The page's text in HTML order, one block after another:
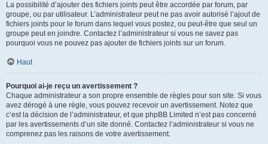
La possibilité d’ajouter des fichiers joints peut être accordée par forum, par
groupe, ou par utilisateur. L’administrateur peut ne pas avoir autorisé l’ajout de
fichiers joints pour le forum dans lequel vous postez, ou peut-être que seul un
groupe peut en joindre. Contactez l’administrateur si vous ne savez pas
pourquoi vous ne pouvez pas ajouter de fichiers joints sur un forum.
Haut
Pourquoi ai-je reçu un avertissement ?
Chaque administrateur a son propre ensemble de règles pour son site. Si vous
avez dérogé à une règle, vous pouvez recevoir un avertissement. Notez que
c’est la décision de l’administrateur, et que phpBB Limited n’est pas concerné
par les avertissements d’un site donné. Contactez l’administrateur si vous ne
comprenez pas les raisons de votre avertissement.